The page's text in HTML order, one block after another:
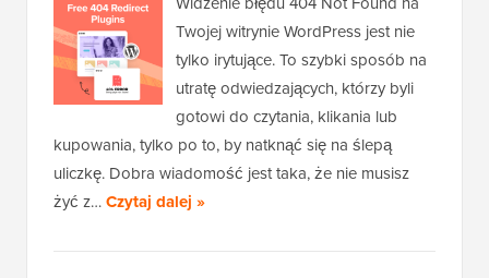
Twojej witrynie WordPress jest nie
tylko irytujące. To szybki sposób na
utratę odwiedzających, którzy byli
gotowi do czytania, klikania lub
kupowania, tylko po to, by natknąć się na ślepą
uliczkę. Dobra wiadomość jest taka, że nie musisz
żyć z…Czytaj dalej »